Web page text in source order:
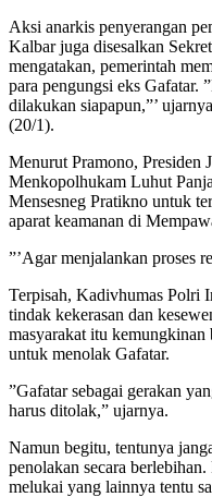
Aksi anarkis penyerangan
Kalbar juga disesalkan
mengatakan, pemerintah
para pengungsi eks Gafatar.
dilakukan siapapun,”’
(20/1).
Menurut Pramono, Presiden
Menkopolhukam Luhut
Mensesneg Pratikno untuk
aparat keamanan di
”’Agar menjalankan proses
Terpisah, Kadivhumas Polri
tindak kekerasan dan
masyarakat itu kemungkinan
untuk menolak Gafatar.
”Gafatar sebagai gerakan
harus ditolak,” ujarnya.
Namun begitu, tentunya
penolakan secara
melukai yang lainnya tentu